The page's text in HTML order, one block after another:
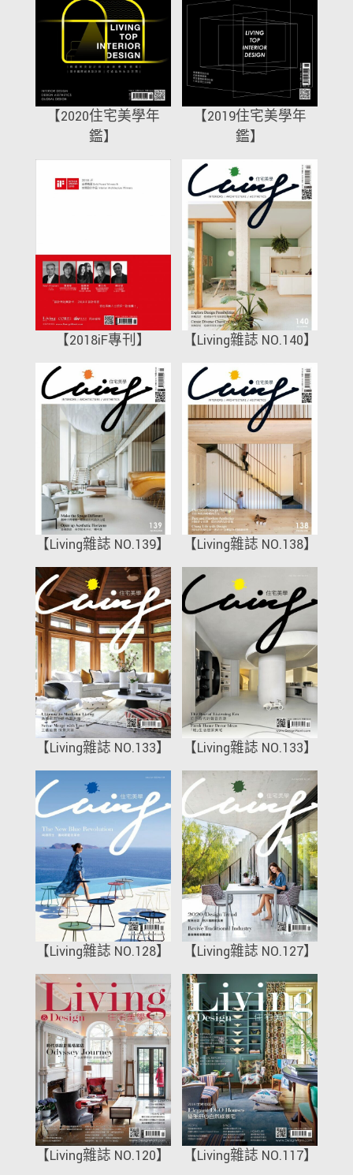
【2020住宅美學年
鑑】
【2019住宅美學年
鑑】
【2018iF專刊】 【Living雜誌 NO.140】
【Living雜誌 NO.139】 【Living雜誌 NO.138】
【Living雜誌 NO.133】 【Living雜誌 NO.133】
【Living雜誌 NO.128】 【Living雜誌 NO.127】
【Living雜誌 NO.120】 【Living雜誌 NO.117】